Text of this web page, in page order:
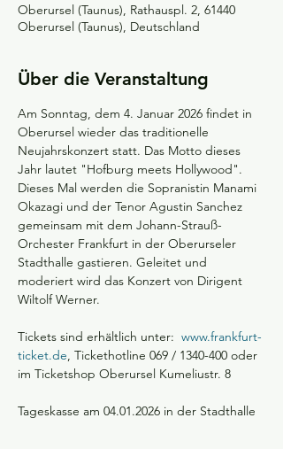
Oberursel (Taunus), Rathauspl. 2, 61440
Oberursel (Taunus), Deutschland
Über die Veranstaltung
Am Sonntag, dem 4. Januar 2026 findet in
Oberursel wieder das traditionelle
Neujahrskonzert statt. Das Motto dieses
Jahr lautet "Hofburg meets Hollywood".
Dieses Mal werden die Sopranistin Manami
Okazagi und der Tenor Agustin Sanchez
gemeinsam mit dem Johann-Strauß-
Orchester Frankfurt in der Oberurseler
Stadthalle gastieren. Geleitet und
moderiert wird das Konzert von Dirigent
Wiltolf Werner.
Tickets sind erhältlich unter: www.frankfurt-
ticket.de, Tickethotline 069 / 1340-400 oder
im Ticketshop Oberursel Kumeliustr. 8
Tageskasse am 04.01.2026 in der Stadthalle